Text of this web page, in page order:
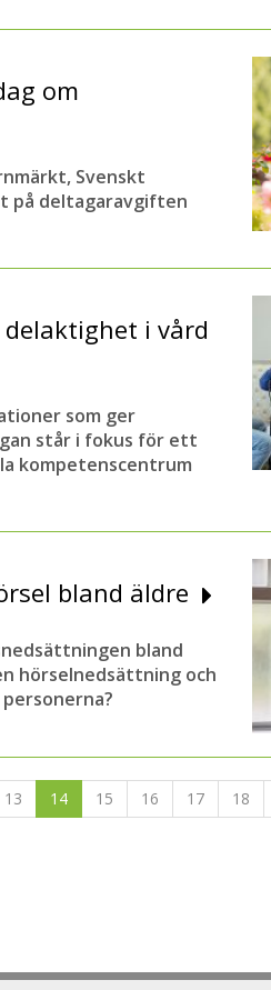
om
Svenskt
på deltagaravgiften
i vård
som ger
står i fokus för ett
kompetenscentrum
bland äldre
bland
hörselnedsättning och
13 14 15 16 17 18